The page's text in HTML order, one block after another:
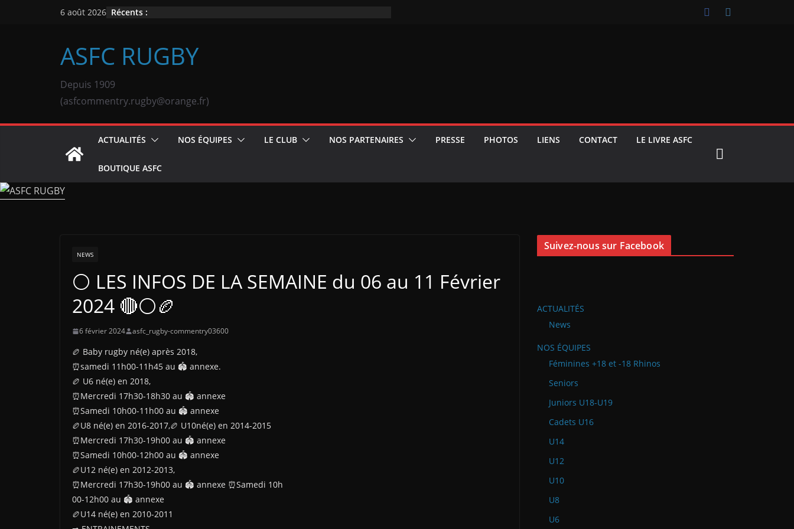
6 août 2026 Récents :
ASFC RUGBY
Depuis 1909
(asfcommentry.rugby@orange.fr)
ACTUALITÉS NOS ÉQUIPES LE CLUB NOS PARTENAIRES PRESSE PHOTOS LIENS CONTACT LE LIVRE ASFC
BOUTIQUE ASFC
NEWS
⚪ LES INFOS DE LA SEMAINE du 06 au 11 Février
2024 🔴⚪🏉
6 février 2024 asfc_rugby-commentry03600
🏉 Baby rugby né(e) après 2018,
⏰samedi 11h00-11h45 au 🏟 annexe.
🏉 U6 né(e) en 2018,
⏰Mercredi 17h30-18h30 au 🏟 annexe
⏰Samedi 10h00-11h00 au 🏟 annexe
🏉U8 né(e) en 2016-2017,🏉 U10né(e) en 2014-2015
⏰Mercredi 17h30-19h00 au 🏟 annexe
⏰Samedi 10h00-12h00 au 🏟 annexe
🏉U12 né(e) en 2012-2013,
⏰Mercredi 17h30-19h00 au 🏟 annexe ⏰Samedi 10h
00-12h00 au 🏟 annexe
🏉U14 né(e) en 2010-2011
Suivez-nous sur Facebook
ACTUALITÉS
News
NOS ÉQUIPES
Féminines +18 et -18 Rhinos
Seniors
Juniors U18-U19
Cadets U16
U14
U12
U10
U8
U6